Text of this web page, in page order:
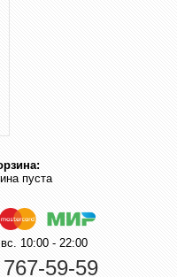
пуста
10:00 - 22:00
767-59-59